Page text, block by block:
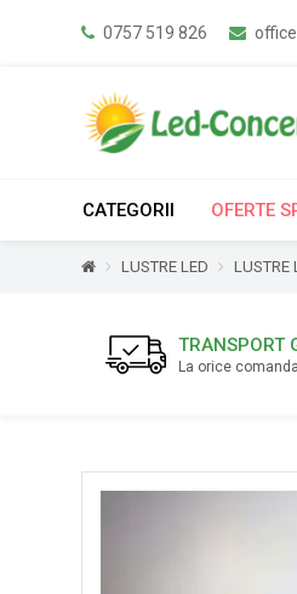
0757 519 826
CATEGORII OFERTE
LUSTRE LED LUSTRE
TRANSPORT
La orice